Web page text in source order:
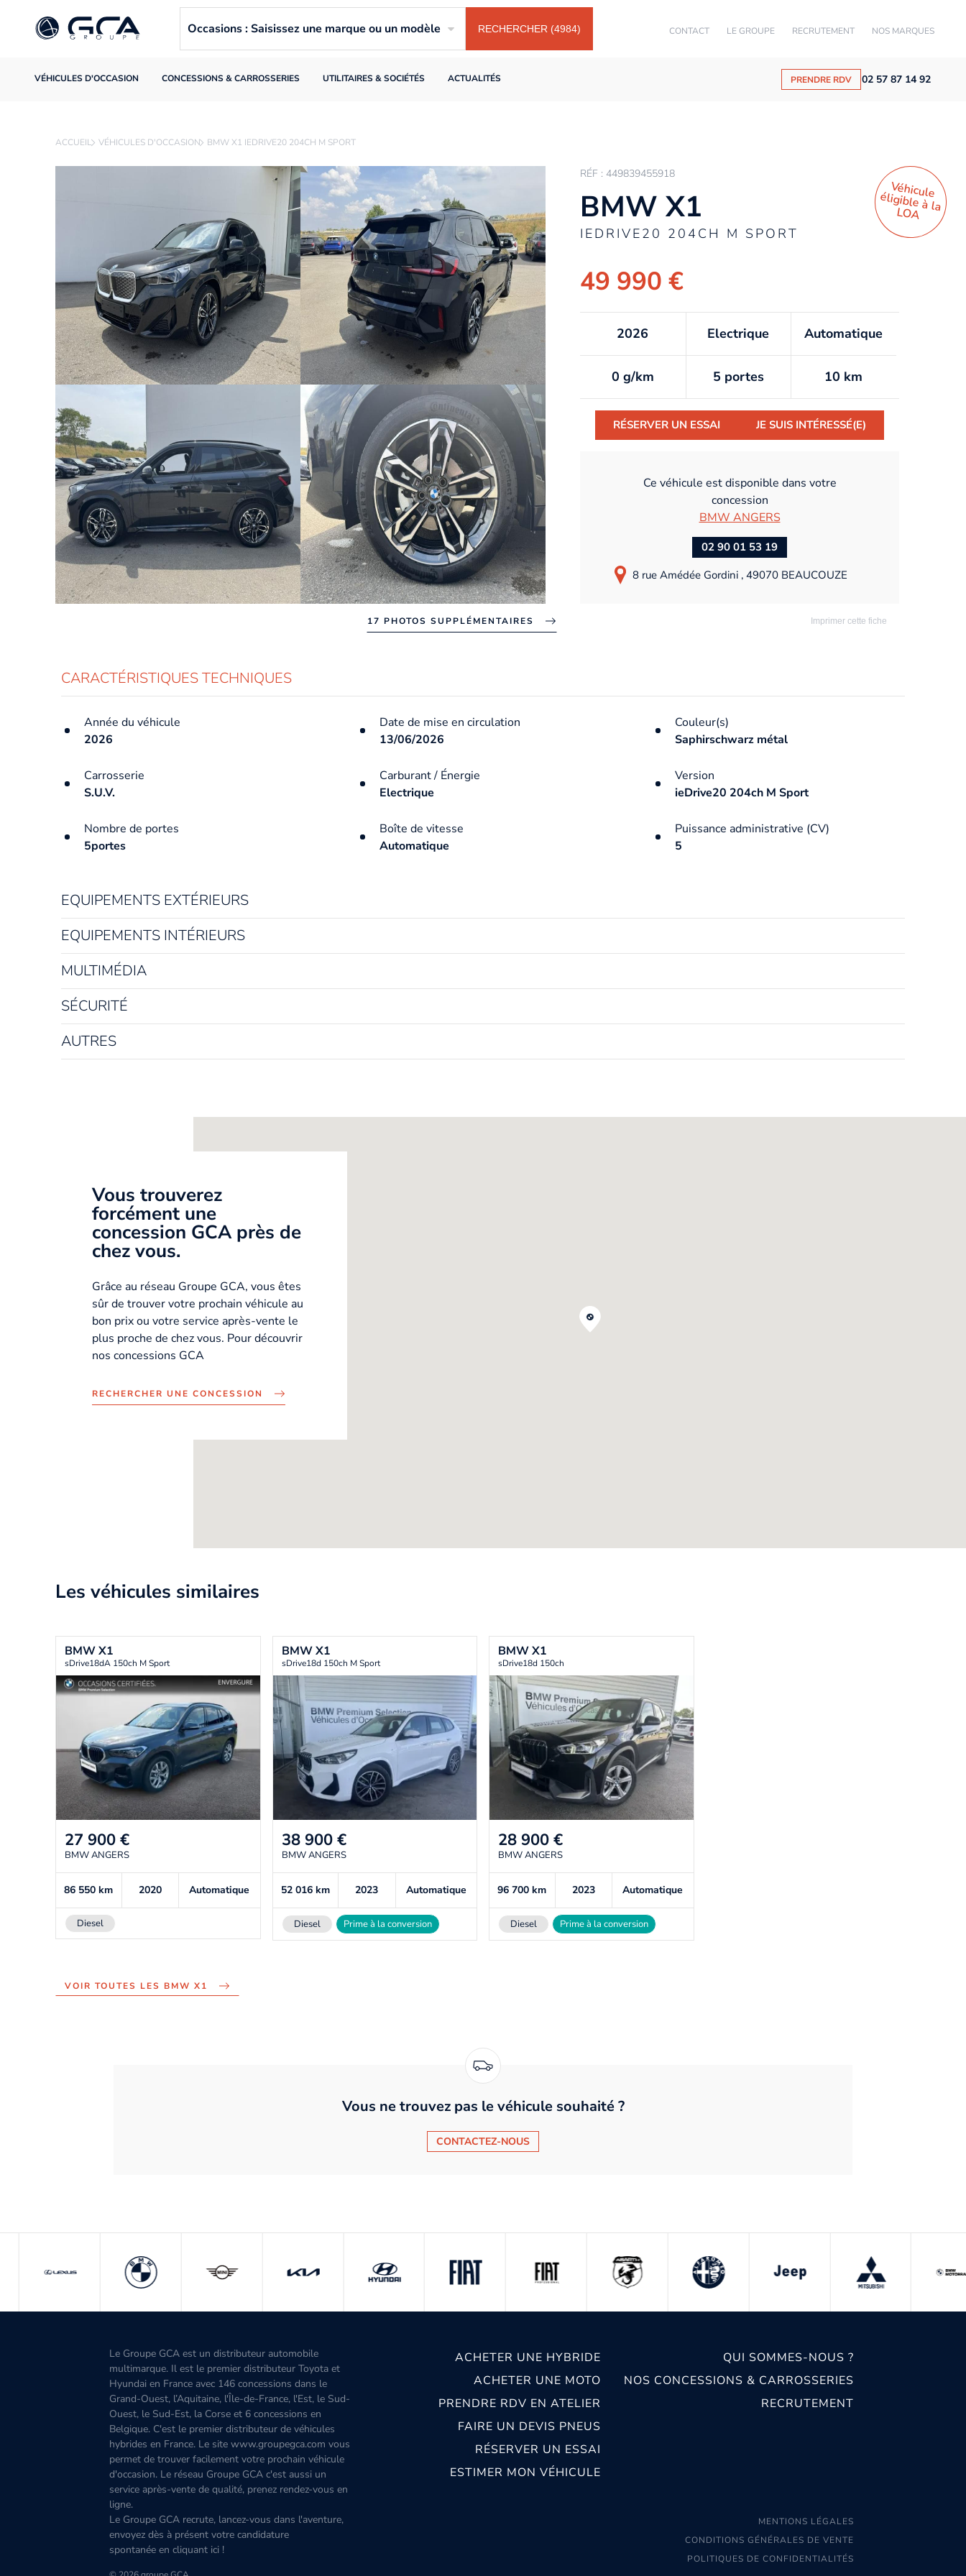
CONTACT LE GROUPE RECRUTEMENT NOS MARQUES
VÉHICULES D'OCCASION CONCESSIONS & CARROSSERIES UTILITAIRES & SOCIÉTÉS ACTUALITÉS PRENDRE RDV 02 57 87 14 92
Occasions : Saisissez une marque ou un modèle RECHERCHER (4984)
ACCUEIL VÉHICULES D'OCCASION BMW X1 IEDRIVE20 204CH M SPORT
17 PHOTOS SUPPLÉMENTAIRES
RÉF : 449839455918
BMW X1
IEDRIVE20 204CH M SPORT
49 990 €
Véhicule
éligible à la
LO
A
2026 Electrique Automatique
0 g/km 5 portes 10 km
RÉSERVER UN ESSAI JE SUIS INTÉRESSÉ(E)
Ce véhicule est disponible dans votre
concession
BMW ANGERS
02 90 01 53 19
8 rue Amédée Gordini , 49070 BEAUCOUZE
Imprimer cette fiche
CARACTÉRISTIQUES TECHNIQUES
Année du véhicule
2026
Date de mise en circulation
13/06/2026
Couleur(s)
Saphirschwarz métal
Carrosserie
S.U.V.
Carburant / Énergie
Electrique
Version
ieDrive20 204ch M Sport
Nombre de portes
5portes
Boîte de vitesse
Automatique
Puissance administrative (CV)
5
EQUIPEMENTS EXTÉRIEURS
EQUIPEMENTS INTÉRIEURS
MULTIMÉDIA
SÉCURITÉ
AUTRES
Vous trouverez
forcément une
concession GCA près de
chez vous.
Grâce au réseau Groupe GCA, vous êtes
sûr de trouver votre prochain véhicule au
bon prix ou votre service après-vente le
plus proche de chez vous. Pour découvrir
nos concessions GCA
RECHERCHER UNE CONCESSION
Les véhicules similaires
BMWX1
sDrive18dA 150ch M Sport
27 900 €
BMW ANGERS
86 550km 2020 Automatique
Diesel
BMWX1
sDrive18d 150ch M Sport
38 900 €
BMW ANGERS
52 016 km 2023 Automatique
Diesel Prime à la conversion
BMWX1
sDrive18d 150ch
28 900 €
BMW ANGERS
96 700km 2023 Automatique
Diesel Prime à la conversion
VOIR TOUTES LES BMW X1
Vous ne trouvez pas le véhicule souhaité ?
CONTACTEZ-NOUS
Le Groupe GCA est un distributeur automobile
multimarque. Il est le premier distributeur Toyota et
Hyundai en France avec 146 concessions dans le
Grand-Ouest, l’Aquitaine, l'Île-de-France, l'Est, le Sud-
Ouest, le Sud-Est, la Corse et 6 concessions en
Belgique. C'est le premier distributeur de véhicules
hybrides en France. Le site www.groupegca.com vous
permet de trouver facilement votre prochain véhicule
d'occasion. Le réseau Groupe GCA c'est aussi un
service après-vente de qualité, prenez rendez-vous en
ligne.
Le Groupe GCA recrute, lancez-vous dans l'aventure,
envoyez dès à présent votre candidature
spontanée en cliquant ici!
ACHETER UNE HYBRIDE
ACHETER UNE MOTO
PRENDRE RDV EN ATELIER
FAIRE UN DEVIS PNEUS
RÉSERVER UN ESSAI
ESTIMER MON VÉHICULE
QUI SOMMES-NOUS ?
NOS CONCESSIONS & CARROSSERIES
RECRUTEMENT
MENTIONS LÉGALES
CONDITIONS GÉNÉRALES DE VENTE
POLITIQUES DE CONFIDENTIALITÉS